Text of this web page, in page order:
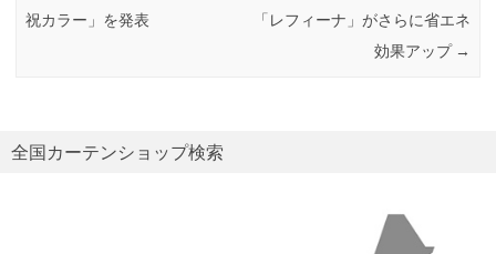
祝カラー」を発表
「レフィーナ」がさらに省エネ
効果アップ →
全国カーテンショップ検索